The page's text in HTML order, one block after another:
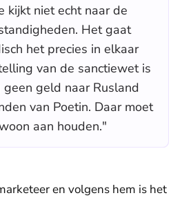
kijkt niet echt naar de
Het gaat
het precies in elkaar
van de sanctiewet is
geld naar Rusland
van Poetin. Daar moet
aan houden."
en volgens hem is het